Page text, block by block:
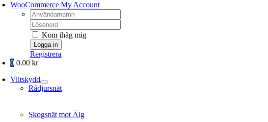
WooCommerce My Account
Username:
Password:
Kom ihåg mig
Registrera
0 0.00kr
Viltskydd
Rådjursnät
Skogsnät mot Älg